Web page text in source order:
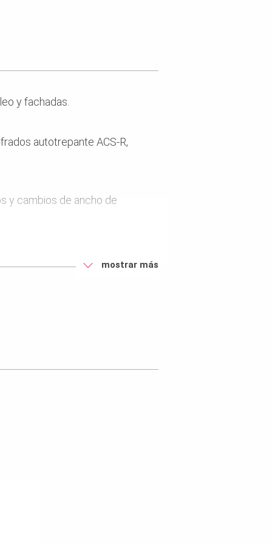
y fachadas.
autotrepante ACS-R,
y cambios de ancho de
mostrar más